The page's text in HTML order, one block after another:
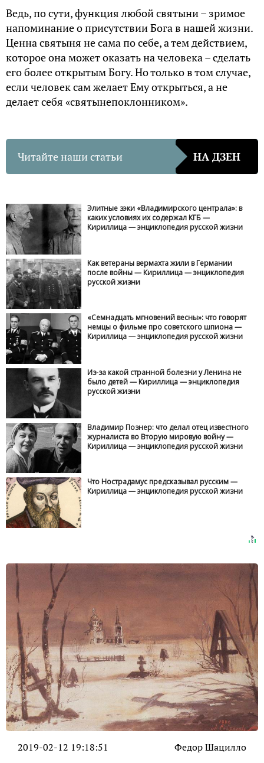
Ведь, по сути, функция любой святыни – зримое
напоминание о присутствии Бога в нашей жизни.
Ценна святыня не сама по себе, а тем действием,
которое она может оказать на человека – сделать
его более открытым Богу. Но только в том случае,
если человек сам желает Ему открыться, а не
делает себя «святынепоклонником».
Читайте наши статьи НА ДЗЕН
Элитные зэки «Владимирского централа»: в
каких условиях их содержал КГБ —
Кириллица — энциклопедия русской жизни
Как ветераны вермахта жили в Германии
после войны — Кириллица — энциклопедия
русской жизни
«Семнадцать мгновений весны»: что говорят
немцы о фильме про советского шпиона —
Кириллица — энциклопедия русской жизни
Из-за какой странной болезни у Ленина не
было детей — Кириллица — энциклопедия
русской жизни
Владимир Познер: что делал отец известного
журналиста во Вторую мировую войну —
Кириллица — энциклопедия русской жизни
Что Нострадамус предсказывал русским —
Кириллица — энциклопедия русской жизни
2019-02-12 19:18:51 Федор Шацилло